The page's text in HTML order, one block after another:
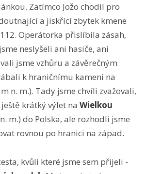
Zatímco Jožo chodil pro
a jiskřící zbytek kmene
Operátorka přislíbila zásah,
neslyšeli ani hasiče, ani
jsme vzhůru a závěrečným
k hraničnímu kameni na
n. m.). Tady jsme chvíli zvažovali,
krátký výlet na Wielkou
m.) do Polska, ale rozhodli jsme
rovnou po hranici na západ.
kvůli které jsme sem přijeli -